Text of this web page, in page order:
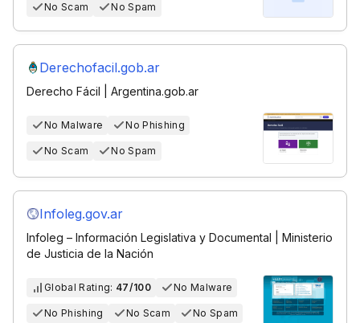
No Scam
No Spam
Derechofacil.gob.ar
Derecho Fácil | Argentina.gob.ar
No Malware No Phishing
No Scam No Spam
Infoleg.gov.ar
Infoleg – Información Legislativa y Documental | Ministerio
de Justicia de la Nación
Global Rating: 47/100 No Malware
No Phishing No Scam No Spam